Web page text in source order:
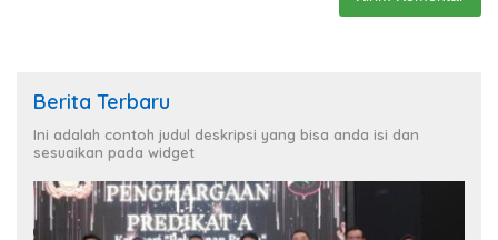
Berita Terbaru
Ini adalah contoh judul deskripsi yang bisa anda isi dan
sesuaikan pada widget